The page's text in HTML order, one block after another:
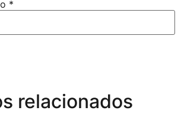
*
relacionados